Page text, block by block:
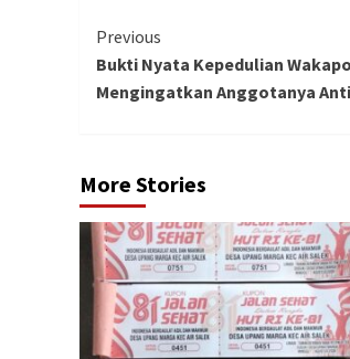
Continue
Reading
Previous
Bukti Nyata Kepedulian
Mengingatkan Anggotanya
More Stories